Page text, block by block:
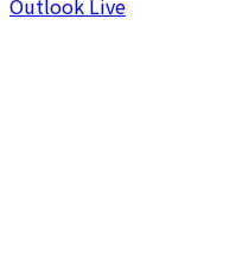
Outlook Live